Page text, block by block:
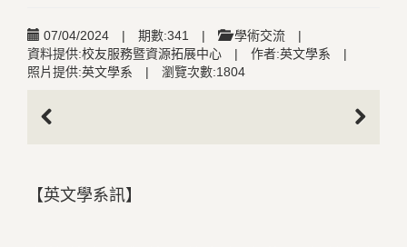
07/04/2024 | 期數:341 | 學術交流
|
資料提供:校友服務暨資源拓展中心
| 作者:英文學系
|
照片提供:英文學系
| 瀏覽次數:1804
【英文學系訊】